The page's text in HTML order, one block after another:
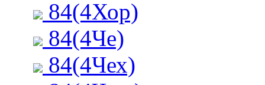
84(4Хор)
84(4Че)
84(4Чех)